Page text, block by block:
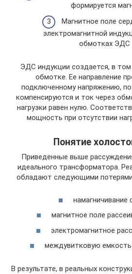
формируется
Магнитное поле
электромагнитной
обмотках ЭДС
ЭДС индукции создается, в том
обмотке. Ее направление
подключенному напряжению,
компенсируются и ток через
нагрузки равен нулю.
мощность при отсутствии
Понятие
Приведенные выше
идеального трансформатора.
обладают следующими
намагничивание
магнитное поле
электромагнитное
междувитковую
В результате, в реальных